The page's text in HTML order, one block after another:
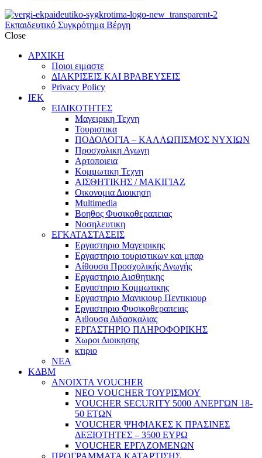
Εκπαιδευτικό Συγκρότημα Βέργη
Close
ΑΡΧΙΚΗ
Ποιοι ειμαστε
ΔΙΑΚΡΙΣΕΙΣ ΚΑΙ ΒΡΑΒΕΥΣΕΙΣ
Privacy Policy
ΙΕΚ
ΕΙΔΙΚΟΤΗΤΕΣ
Μαγειρικη Τεχνη
Τουριστικα
ΠΟΔΟΛΟΓΙΑ – ΚΑΛΛΩΠΙΣΜΟΣ ΝΥΧΙΩΝ
Προσχολικη Αγωγη
Αρτοποιεια
Κομμωτικη Τεχνη
ΑΙΣΘΗΤΙΚΗΣ / ΜΑΚΙΓΙΑΖ
Οικονομια Διοικηση
Multimedia
Βοηθος Φυσικοθεραπειας
Νοσηλευτικη
ΕΓΚΑΤΑΣΤΑΣΕΙΣ
Εργαστηριο Μαγειρικης
Εργαστηριο τουριστικων και μπαρ
Αίθουσα Προσχολικής Αγωγής
Εργαστηριο Αισθητικης
Εργαστηριο Κομμωτικης
Εργαστηριο Μανικιουρ Πεντικιουρ
Εργαστηριο Φυσικοθεραπειας
Αιθουσα Διδασκαλιας
ΕΡΓΑΣΤΗΡΙΟ ΠΛΗΡΟΦΟΡΙΚΗΣ
Χωροι Διοικησης
κτιριο
ΝΕΑ
ΚΔΒΜ
ΑΝΟΙΧΤΑ VOUCHER
ΝΕΟ VOUCHER ΤΟΥΡΙΣΜΟΥ
VOUCHER SECURITY 5000 ΑΝΕΡΓΩΝ 18-
50 ΕΤΩΝ
VOUCHER ΨΗΦΙΑΚΕΣ Κ ΠΡΑΣΙΝΕΣ
ΔΕΞΙΟΤΗΤΕΣ – 3500 ΕΥΡΩ
VOUCHER ΕΡΓΑΖΟΜΕΝΩΝ
ΠΡΟΓΡΑΜΜΑΤΑ ΚΑΤΑΡΤΙΣΗΣ